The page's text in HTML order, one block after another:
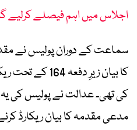
اجلاس میں اہم فیصلے کرلیے
سماعت کے دوران پولیس نے
کا بیان زیرِ
کی تھی۔ عدالت نے پولیس کی